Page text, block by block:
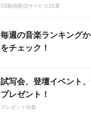
CS動画配信サービス20選
毎週の音楽ランキング
をチェック！
試写会、登壇イベント
プレゼント！
プレゼント特集